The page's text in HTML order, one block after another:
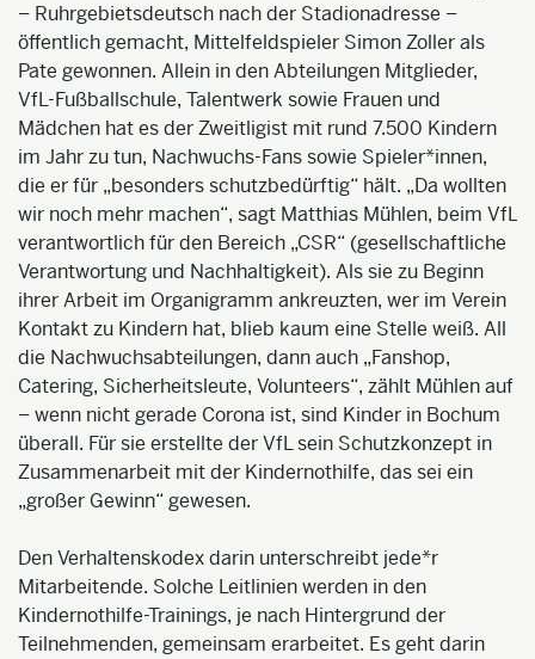
– Ruhrgebietsdeutsch nach der Stadionadresse –
öffentlich gemacht, Mittelfeldspieler Simon Zoller als
Pate gewonnen. Allein in den Abteilungen Mitglieder,
VfL-Fußballschule, Talentwerk sowie Frauen und
Mädchen hat es der Zweitligist mit rund 7.500 Kindern
im Jahr zu tun, Nachwuchs-Fans sowie Spieler*innen,
die er für „besonders schutzbedürftig“ hält. „Da wollten
wir noch mehr machen“, sagt Matthias Mühlen, beim VfL
verantwortlich für den Bereich „CSR“ (gesellschaftliche
Verantwortung und Nachhaltigkeit). Als sie zu Beginn
ihrer Arbeit im Organigramm ankreuzten, wer im Verein
Kontakt zu Kindern hat, blieb kaum eine Stelle weiß. All
die Nachwuchsabteilungen, dann auch „Fanshop,
Catering, Sicherheitsleute, Volunteers“, zählt Mühlen auf
– wenn nicht gerade Corona ist, sind Kinder in Bochum
überall. Für sie erstellte der VfL sein Schutzkonzept in
Zusammenarbeit mit der Kindernothilfe, das sei ein
„großer Gewinn“ gewesen.
Den Verhaltenskodex darin unterschreibt jede*r
Mitarbeitende. Solche Leitlinien werden in den
Kindernothilfe-Trainings, je nach Hintergrund der
Teilnehmenden, gemeinsam erarbeitet. Es geht darin